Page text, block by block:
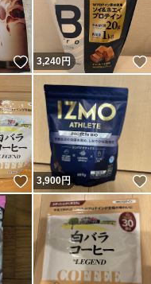
いいね！
3,240円
いいね！
3,900円